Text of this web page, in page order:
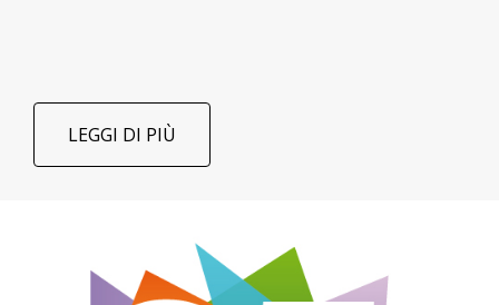
LEGGI DI PIÙ